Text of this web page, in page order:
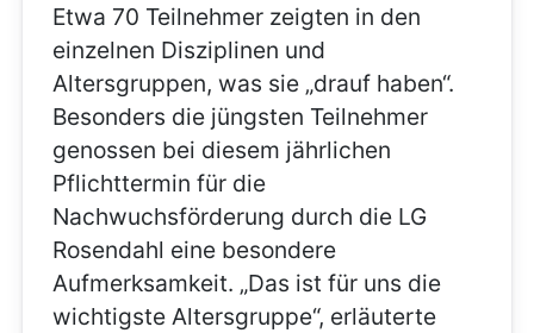
Etwa 70 Teilnehmer zeigten in den
einzelnen Disziplinen und
Altersgruppen, was sie „drauf haben“.
Besonders die jüngsten Teilnehmer
genossen bei diesem jährlichen
Pflichttermin für die
Nachwuchsförderung durch die LG
Rosendahl eine besondere
Aufmerksamkeit. „Das ist für uns die
wichtigste Altersgruppe“, erläuterte